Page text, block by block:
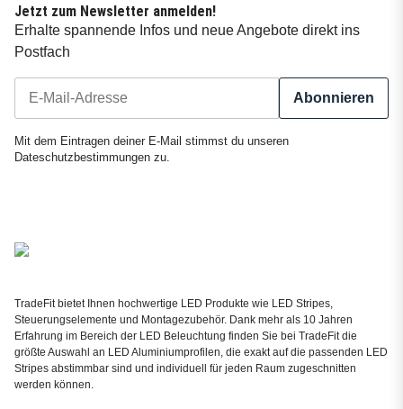
Jetzt zum Newsletter anmelden!
Erhalte spannende Infos und neue Angebote direkt ins
Postfach
Abonnieren
Mit dem Eintragen deiner E-Mail stimmst du unseren
Dateschutzbestimmungen zu.
TradeFit bietet Ihnen hochwertige LED Produkte wie LED Stripes,
Steuerungselemente und Montagezubehör. Dank mehr als 10 Jahren
Erfahrung im Bereich der LED Beleuchtung finden Sie bei TradeFit die
größte Auswahl an LED Aluminiumprofilen, die exakt auf die passenden LED
Stripes abstimmbar sind und individuell für jeden Raum zugeschnitten
werden können.